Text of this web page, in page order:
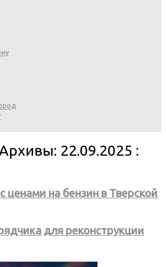
22.09.2025 :
ценами на бензин в Тверской
для реконструкции